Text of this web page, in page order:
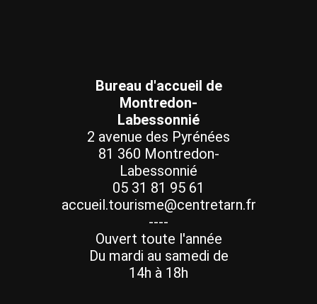
Bureau d'accueil de
Montredon-
Labessonnié
2 avenue des Pyrénées
81 360 Montredon-
Labessonnié
05 31 81 95 61
accueil.tourisme@centretarn.fr
----
Ouvert toute l'année
Du mardi au samedi de
14h à 18h